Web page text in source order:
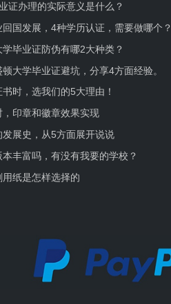
证办理的实际意义是什么？
回国发展，4种学历认证，需要做哪个？
毕业证防伪有哪2大种类？
大学毕业证避坑，分享4方面经验。
时，选我们的5大理由！
，印章和徽章效果实现
发展史，从5方面展开说说
丰富吗，有没有我要的学校？
纸是怎样选择的